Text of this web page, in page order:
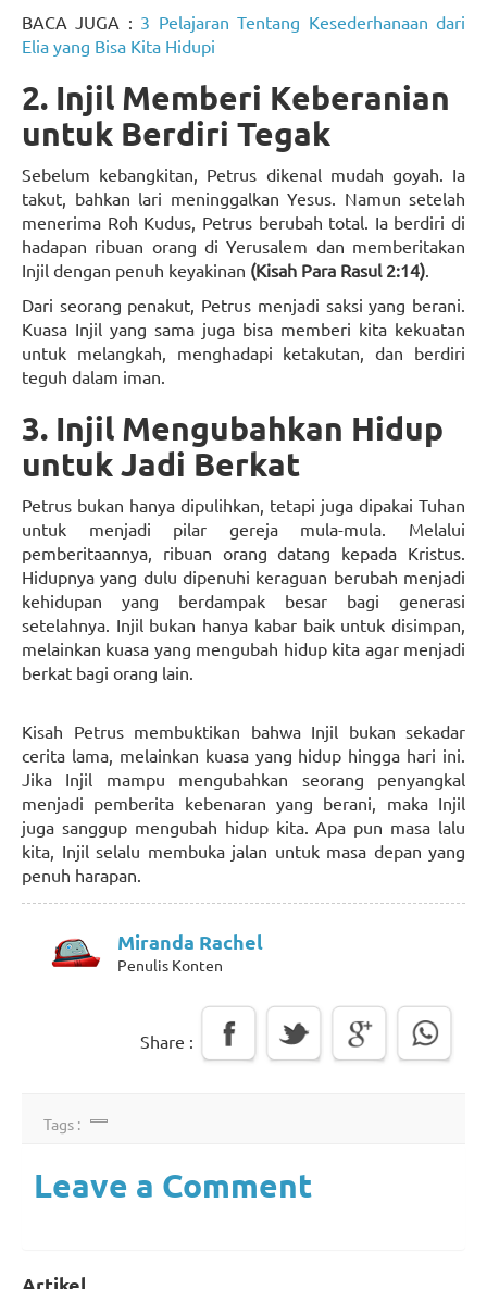
BACA JUGA : 3 Pelajaran Tentang Kesederhanaan dari
Elia yang Bisa Kita Hidupi
2. Injil Memberi Keberanian
untuk Berdiri Tegak
Sebelum kebangkitan, Petrus dikenal mudah goyah. Ia
takut, bahkan lari meninggalkan Yesus. Namun setelah
menerima Roh Kudus, Petrus berubah total. Ia berdiri di
hadapan ribuan orang di Yerusalem dan memberitakan
Injil dengan penuh keyakinan (Kisah Para Rasul 2:14).
Dari seorang penakut, Petrus menjadi saksi yang berani.
Kuasa Injil yang sama juga bisa memberi kita kekuatan
untuk melangkah, menghadapi ketakutan, dan berdiri
teguh dalam iman.
3. Injil Mengubahkan Hidup
untuk Jadi Berkat
Petrus bukan hanya dipulihkan, tetapi juga dipakai Tuhan
untuk menjadi pilar gereja mula-mula. Melalui
pemberitaannya, ribuan orang datang kepada Kristus.
Hidupnya yang dulu dipenuhi keraguan berubah menjadi
kehidupan yang berdampak besar bagi generasi
setelahnya. Injil bukan hanya kabar baik untuk disimpan,
melainkan kuasa yang mengubah hidup kita agar menjadi
berkat bagi orang lain.
Kisah Petrus membuktikan bahwa Injil bukan sekadar
cerita lama, melainkan kuasa yang hidup hingga hari ini.
Jika Injil mampu mengubahkan seorang penyangkal
menjadi pemberita kebenaran yang berani, maka Injil
juga sanggup mengubah hidup kita. Apa pun masa lalu
kita, Injil selalu membuka jalan untuk masa depan yang
penuh harapan.
Miranda Rachel
Penulis Konten
Share :
Tags :
Leave a Comment